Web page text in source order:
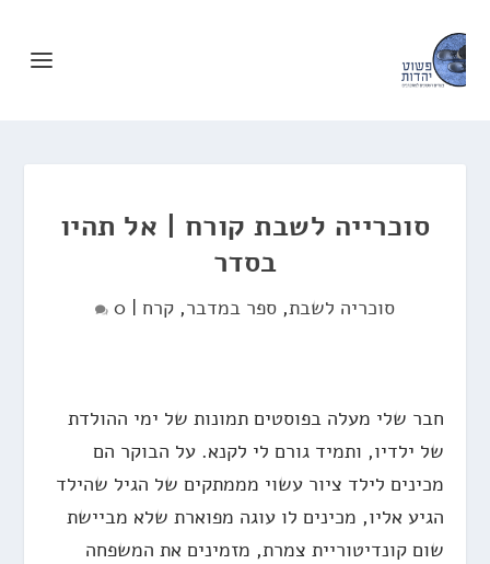
סוכרייה לשבת קורח | אל תהיו
בסדר
סוכריה לשבת, ספר במדבר, קרח |
0
חבר שלי מעלה בפוסטים תמונות של ימי ההולדת
של ילדיו, ותמיד גורם לי לקנא. על הבוקר הם
מכינים לילד ציור עשוי מממתקים של הגיל שהילד
הגיע אליו, מכינים לו עוגה מפוארת שלא מביישת
שום קונדיטוריית צמרת, מזמינים את המשפחה